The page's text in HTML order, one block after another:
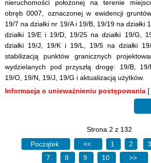
nieruchomości położonej na terenie
obręb 0007, oznaczonej w ewidencji
19/7 na działki nr 19/A i 19/B, 19/19 na działki
działki 19/E i 19/D, 19/25 na działki 19/G,
działki 19/J, 19/K i 19/L, 19/5 na działki
stabilizacją punktów granicznych
wydzielanych pod przyszłą drogę: 19/B,
19/O, 19/N, 19/J, 19/G i aktualizacją użytków.
Informacja o unieważnieniu postępowania [
Strona 2 z 132
Początek
<< 1 2 3
7
8 9 10 >>